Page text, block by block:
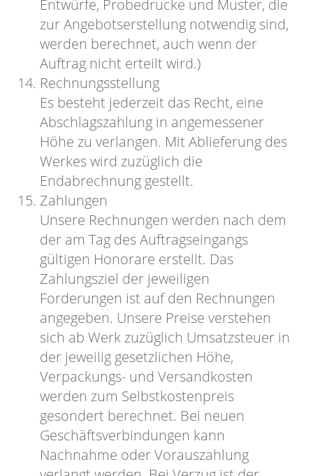
Entwürfe, Probedrucke und Muster, die
zur Angebotserstellung notwendig sind,
werden berechnet, auch wenn der
Auftrag nicht erteilt wird.)
Rechnungsstellung
Es besteht jederzeit das Recht, eine
Abschlagszahlung in angemessener
Höhe zu verlangen. Mit Ablieferung des
Werkes wird zuzüglich die
Endabrechnung gestellt.
Zahlungen
Unsere Rechnungen werden nach dem
der am Tag des Auftragseingangs
gültigen Honorare erstellt. Das
Zahlungsziel der jeweiligen
Forderungen ist auf den Rechnungen
angegeben. Unsere Preise verstehen
sich ab Werk zuzüglich Umsatzsteuer in
der jeweilig gesetzlichen Höhe,
Verpackungs- und Versandkosten
werden zum Selbstkostenpreis
gesondert berechnet. Bei neuen
Geschäftsverbindungen kann
Nachnahme oder Vorauszahlung